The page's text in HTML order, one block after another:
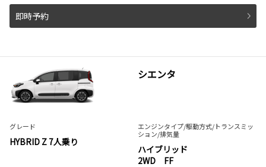
即時予約
シエンタ
グレード
HYBRID Z 7人乗り
エンジンタイプ/駆動方式/トランスミッ
ション/排気量
ハイブリッド
2WD FF